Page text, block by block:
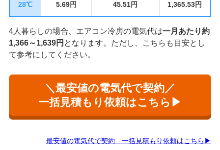
28℃ 5.69円 45.51円 1,365.53円
4人暮らしの場合、エアコン冷房の電気代は一月あたり約
1,366～1,639円 となります。ただし、こちらも目安とし
て参考にしてください。
＼最安値の電気代で契約／
一括見積もり依頼はこちら▶
最安値の電気代で契約 一括見積もり依頼はこちら▶